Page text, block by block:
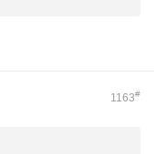
1163#